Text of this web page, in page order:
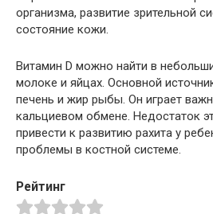
организма, развитие зрительной
состояние кожи.
Витамин D можно найти в
молоке и яйцах. Основной
печень и жир рыбы. Он играет
кальциевом обмене. Недостаток
привести к развитию рахита у
проблемы в костной системе.
Рейтинг